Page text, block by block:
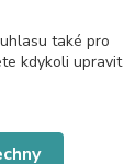
také pro
kdykoli upravit